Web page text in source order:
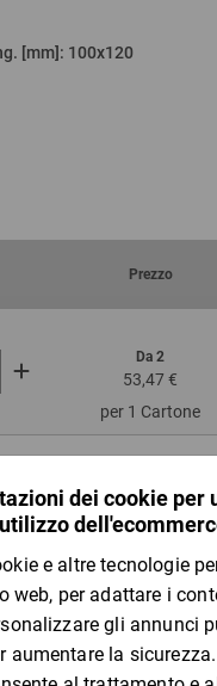
[mm] : 100x120
Prezzo
Da 2
53,47 €
per 1 Cartone
DEL PRODOTTO
necessità di ulteriore